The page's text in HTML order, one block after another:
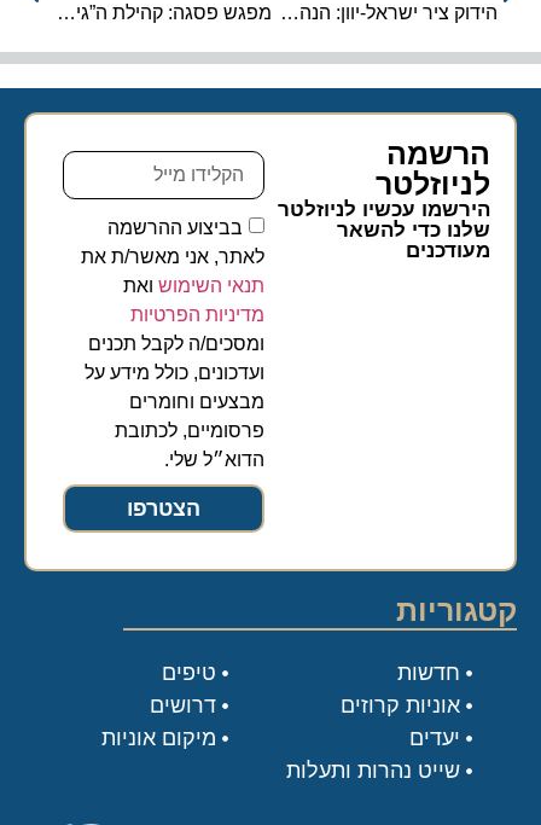
הידוק ציר ישראל-יוון: הנהלת נמל חיפה אירחה את שגרירת יוון לדיון בקידום IMEC מפגש פסגה: קהילת ה”גימלים” וגורדון תיירות כובשות את נהרות אירופה
הרשמה
לניוזלטר​
הירשמו עכשיו לניוזלטר
שלנו כדי להשאר
מעודכנים
בביצוע ההרשמה
לאתר, אני מאשר/ת את
תנאי השימושואת
מדיניות הפרטיות
ומסכים/ה לקבל תכנים
ועדכונים, כולל מידע על
מבצעים וחומרים
פרסומיים, לכתובת
הדוא״ל שלי.
הצטרפו
קטגוריות
טיפים
דרושים
מיקום אוניות
חדשות
אוניות קרוזים
יעדים
שייט נהרות ותעלות